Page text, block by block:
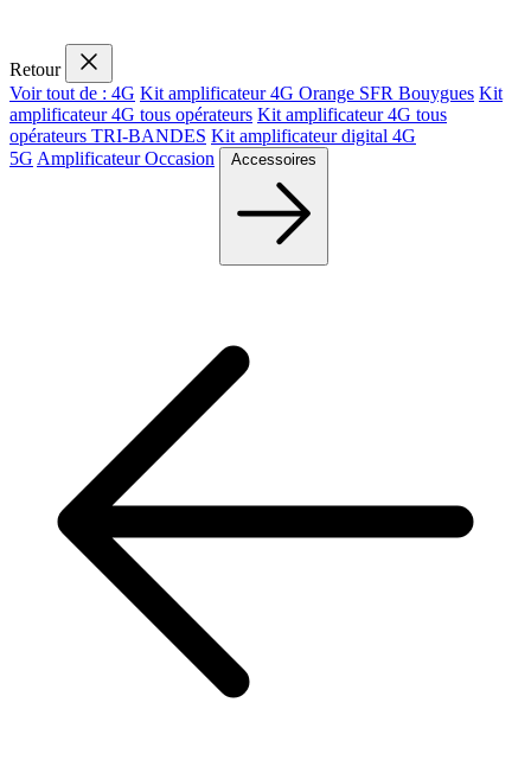
Retour
Voir tout de : 4G Kit amplificateur 4G Orange SFR Bouygues Kit
amplificateur 4G tous opérateurs Kit amplificateur 4G tous
opérateurs TRI-BANDES Kit amplificateur digital 4G
5G Amplificateur Occasion Accessoires